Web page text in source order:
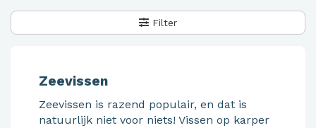
Filter
Zeevissen
Zeevissen is razend populair, en dat is
natuurlijk niet voor niets! Vissen op karper